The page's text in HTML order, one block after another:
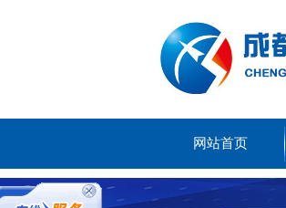
网站首页